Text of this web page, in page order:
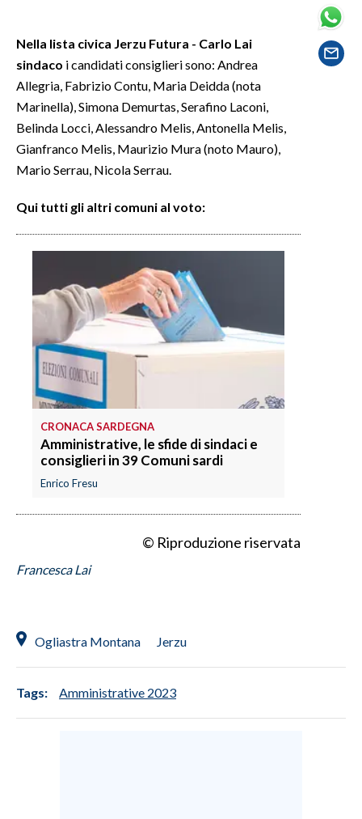
SARDEGNA TURISMO
SARDI NEL MONDO
INSULARITÀ
INFO AZIENDE
ABBONATI
ANNUNCI
PUBBLICITÀ
SPIAGGE
STORE
Nella lista civica Jerzu Futura - Carlo Lai
sindaco i candidati consiglieri sono: Andrea
Allegria, Fabrizio Contu, Maria Deidda (nota
Marinella), Simona Demurtas, Serafino Laconi,
Belinda Locci, Alessandro Melis, Antonella Melis,
Gianfranco Melis, Maurizio Mura (noto Mauro),
Mario Serrau, Nicola Serrau.
Qui tutti gli altri comuni al voto:
CRONACA SARDEGNA
Amministrative, le sfide di sindaci e
consiglieri in 39 Comuni sardi
Enrico Fresu
© Riproduzione riservata
Francesca Lai
Ogliastra Montana Jerzu
Tags: Amministrative 2023